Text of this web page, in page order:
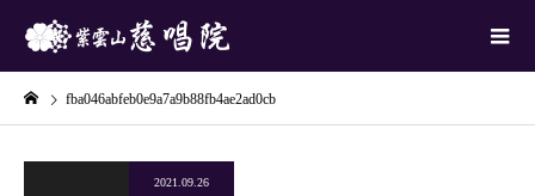
fba046abfeb0e9a7a9b88fb4ae2ad0cb
2021.09.26